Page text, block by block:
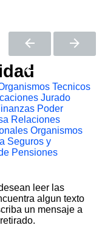
Tecnicos
Jurado
Poder
Relaciones
Organismos
Seguros y
Pensiones
leer las
algun texto
un mensaje a